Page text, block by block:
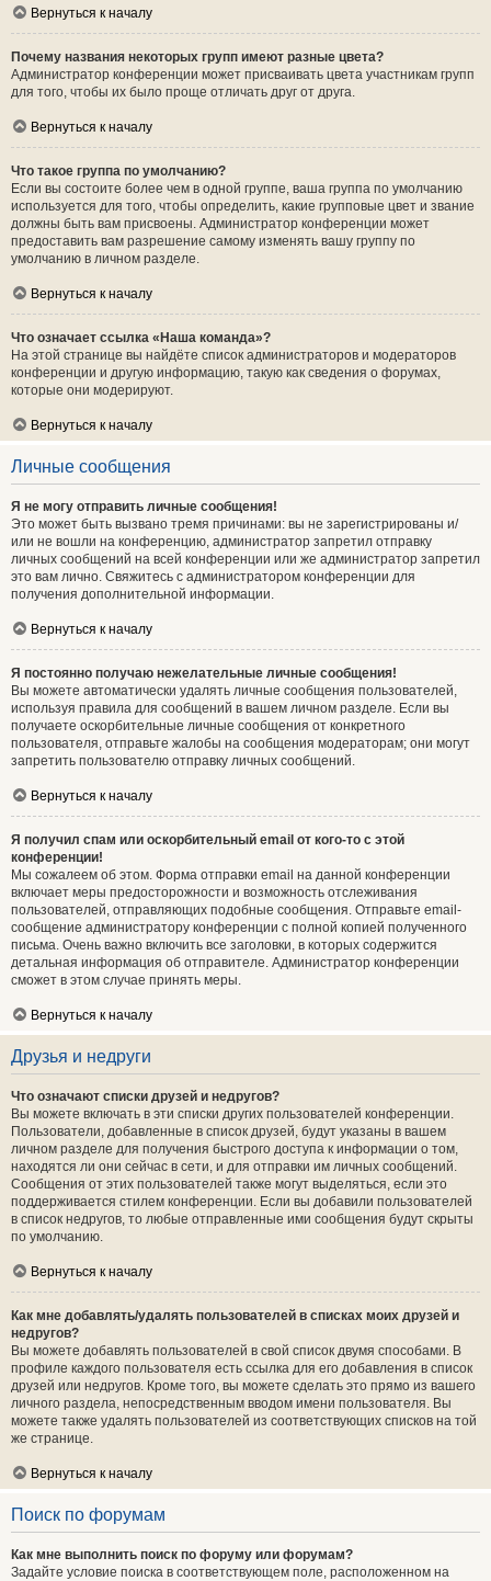
Вернуться к началу
Почему названия некоторых групп имеют разные цвета?
Администратор конференции может присваивать цвета участникам групп
для того, чтобы их было проще отличать друг от друга.
Вернуться к началу
Что такое группа по умолчанию?
Если вы состоите более чем в одной группе, ваша группа по умолчанию
используется для того, чтобы определить, какие групповые цвет и звание
должны быть вам присвоены. Администратор конференции может
предоставить вам разрешение самому изменять вашу группу по
умолчанию в личном разделе.
Вернуться к началу
Что означает ссылка «Наша команда»?
На этой странице вы найдёте список администраторов и модераторов
конференции и другую информацию, такую как сведения о форумах,
которые они модерируют.
Вернуться к началу
Личные сообщения
Я не могу отправить личные сообщения!
Это может быть вызвано тремя причинами: вы не зарегистрированы и/
или не вошли на конференцию, администратор запретил отправку
личных сообщений на всей конференции или же администратор запретил
это вам лично. Свяжитесь с администратором конференции для
получения дополнительной информации.
Вернуться к началу
Я постоянно получаю нежелательные личные сообщения!
Вы можете автоматически удалять личные сообщения пользователей,
используя правила для сообщений в вашем личном разделе. Если вы
получаете оскорбительные личные сообщения от конкретного
пользователя, отправьте жалобы на сообщения модераторам; они могут
запретить пользователю отправку личных сообщений.
Вернуться к началу
Я получил спам или оскорбительный email от кого-то с этой
конференции!
Мы сожалеем об этом. Форма отправки email на данной конференции
включает меры предосторожности и возможность отслеживания
пользователей, отправляющих подобные сообщения. Отправьте email-
сообщение администратору конференции с полной копией полученного
письма. Очень важно включить все заголовки, в которых содержится
детальная информация об отправителе. Администратор конференции
сможет в этом случае принять меры.
Вернуться к началу
Друзья и недруги
Что означают списки друзей и недругов?
Вы можете включать в эти списки других пользователей конференции.
Пользователи, добавленные в список друзей, будут указаны в вашем
личном разделе для получения быстрого доступа к информации о том,
находятся ли они сейчас в сети, и для отправки им личных сообщений.
Сообщения от этих пользователей также могут выделяться, если это
поддерживается стилем конференции. Если вы добавили пользователей
в список недругов, то любые отправленные ими сообщения будут скрыты
по умолчанию.
Вернуться к началу
Как мне добавлять/удалять пользователей в списках моих друзей и
недругов?
Вы можете добавлять пользователей в свой список двумя способами. В
профиле каждого пользователя есть ссылка для его добавления в список
друзей или недругов. Кроме того, вы можете сделать это прямо из вашего
личного раздела, непосредственным вводом имени пользователя. Вы
можете также удалять пользователей из соответствующих списков на той
же странице.
Вернуться к началу
Поиск по форумам
Как мне выполнить поиск по форуму или форумам?
Задайте условие поиска в соответствующем поле, расположенном на